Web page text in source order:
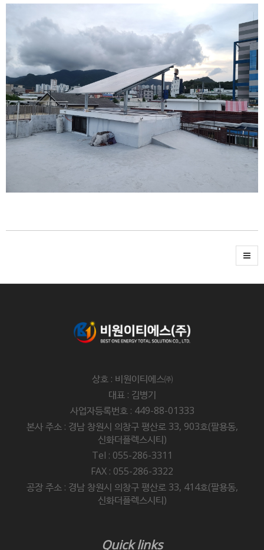
상호 : 비원이티에스㈜
대표 : 김병기
사업자등록번호 : 449-88-01333
본사 주소 : 경남 창원시 의창구 평산로 33, 903호(팔용동,
신화더플렉스시티)
Tel : 055-286-3311
FAX : 055-286-3322
공장 주소 : 경남 창원시 의창구 평산로 33, 414호(팔용동,
신화더플렉스시티)
Quick links